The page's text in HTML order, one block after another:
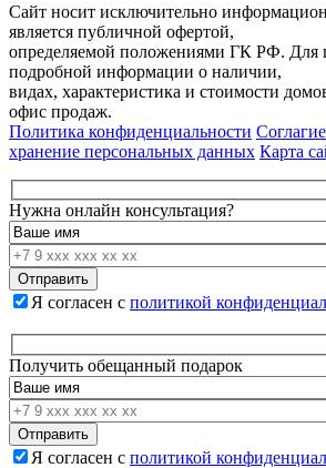
Сайт носит исключительно
является публичной офертой,
определяемой положениями ГК РФ. Для
подробной информации о наличии,
видах, характеристика и стоимости
офис продаж.
Политика конфиденциальности
хранение персональных данных Карта
Нужна онлайн консультация?
Я согласен с политикой
Получить обещанный подарок
Я согласен с политикой